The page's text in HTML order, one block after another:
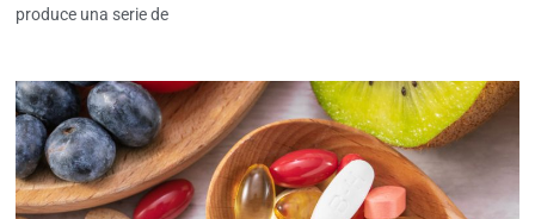
produce una serie de